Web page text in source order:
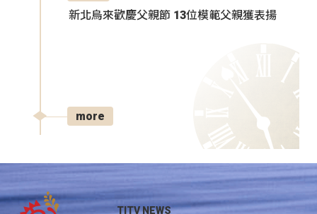
新北烏來歡慶父親節 13位模範父親獲表揚
more
TITV NEWS